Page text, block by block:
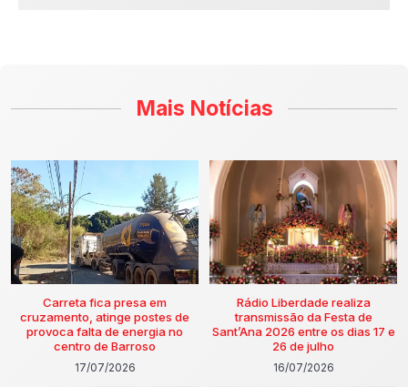
Mais Notícias
Carreta fica presa em
cruzamento, atinge postes de
provoca falta de energia no
centro de Barroso
17/07/2026
Rádio Liberdade realiza
transmissão da Festa de
Sant’Ana 2026 entre os dias 17 e
26 de julho
16/07/2026